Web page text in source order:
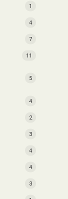
1
4
7
11
5
4
2
3
4
4
3